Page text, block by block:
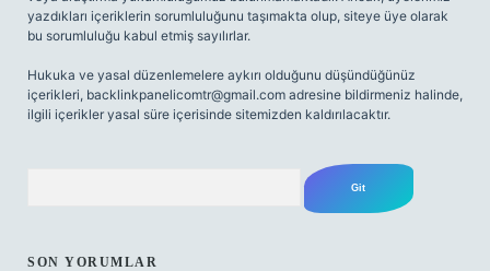
yazdıkları içeriklerin sorumluluğunu taşımakta olup, siteye üye olarak
bu sorumluluğu kabul etmiş sayılırlar.
Hukuka ve yasal düzenlemelere aykırı olduğunu düşündüğünüz
içerikleri, backlinkpanelicomtr@gmail.com adresine bildirmeniz halinde,
ilgili içerikler yasal süre içerisinde sitemizden kaldırılacaktır.
SON YORUMLAR